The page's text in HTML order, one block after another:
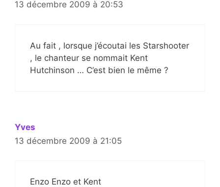
13 décembre 2009 à 20:53
Au fait , lorsque j’écoutai les Starshooter
, le chanteur se nommait Kent
Hutchinson … C’est bien le même ?
Yves
13 décembre 2009 à 21:05
Enzo Enzo et Kent